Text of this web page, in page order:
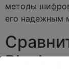
методы
его надежным